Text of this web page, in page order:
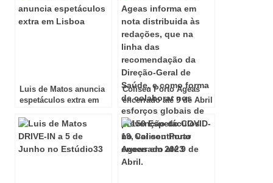
Luis de Matos anuncia
espetáculos extra em
Coliseu Porto Ageas
encerrado até 9 de Abril